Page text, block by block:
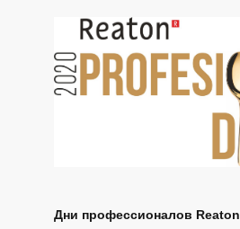
Дни профессионалов Reaton